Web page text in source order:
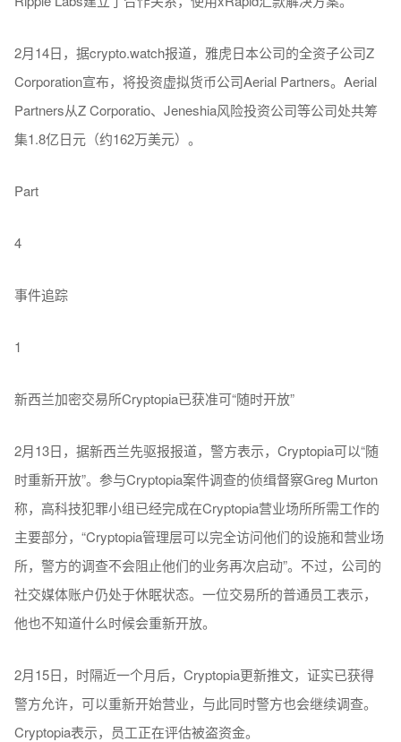
2月14日，据crypto.watch报道，雅虎日本公司的全资子公司Z
Corporation宣布，将投资虚拟货币公司Aerial Partners。Aerial
Partners从Z Corporatio、Jeneshia风险投资公司等公司处共筹
集1.8亿日元（约162万美元）。
Part
4
事件追踪
1
新西兰加密交易所Cryptopia已获准可“随时开放”
2月13日，据新西兰先驱报报道，警方表示，Cryptopia可以“随
时重新开放”。参与Cryptopia案件调查的侦缉督察Greg Murton
称，高科技犯罪小组已经完成在Cryptopia营业场所所需工作的
主要部分，“Cryptopia管理层可以完全访问他们的设施和营业场
所，警方的调查不会阻止他们的业务再次启动”。不过，公司的
社交媒体账户仍处于休眠状态。一位交易所的普通员工表示，
他也不知道什么时候会重新开放。
2月15日，时隔近一个月后，Cryptopia更新推文，证实已获得
警方允许，可以重新开始营业，与此同时警方也会继续调查。
Cryptopia表示，员工正在评估被盗资金。